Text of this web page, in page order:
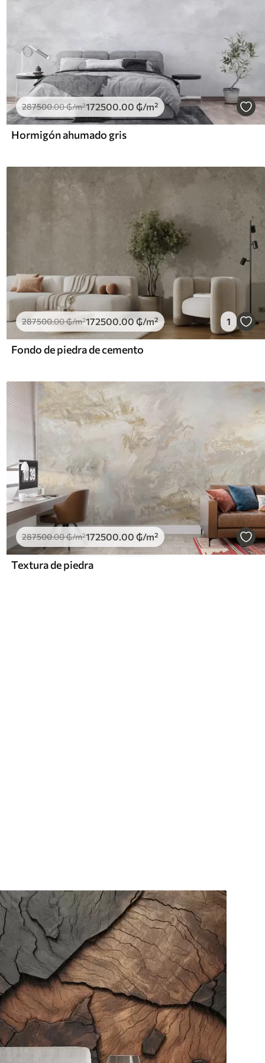
287500.00₲/m²172500 .00 ₲/m²
Hormigón ahumado gris
287500.00₲/m²172500.00₲/m² 1
Fondo de piedra de cemento
287500.00₲/m²172500 .00 ₲/m²
Textura de piedra